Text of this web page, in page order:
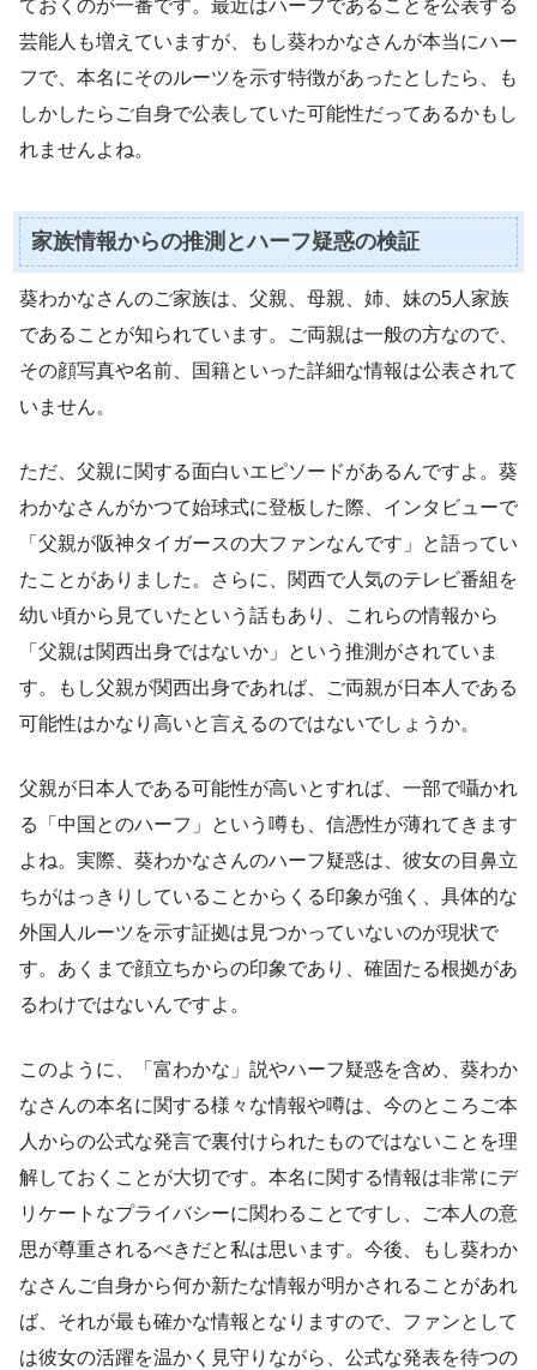
ておくのが一番です。最近はハーフであることを公表する
芸能人も増えていますが、もし葵わかなさんが本当にハー
フで、本名にそのルーツを示す特徴があったとしたら、も
しかしたらご自身で公表していた可能性だってあるかもし
れませんよね。
家族情報からの推測とハーフ疑惑の検証
葵わかなさんのご家族は、父親、母親、姉、妹の5人家族
であることが知られています。ご両親は一般の方なので、
その顔写真や名前、国籍といった詳細な情報は公表されて
いません。
ただ、父親に関する面白いエピソードがあるんですよ。葵
わかなさんがかつて始球式に登板した際、インタビューで
「父親が阪神タイガースの大ファンなんです」と語ってい
たことがありました。さらに、関西で人気のテレビ番組を
幼い頃から見ていたという話もあり、これらの情報から
「父親は関西出身ではないか」という推測がされていま
す。もし父親が関西出身であれば、ご両親が日本人である
可能性はかなり高いと言えるのではないでしょうか。
父親が日本人である可能性が高いとすれば、一部で囁かれ
る「中国とのハーフ」という噂も、信憑性が薄れてきます
よね。実際、葵わかなさんのハーフ疑惑は、彼女の目鼻立
ちがはっきりしていることからくる印象が強く、具体的な
外国人ルーツを示す証拠は見つかっていないのが現状で
す。あくまで顔立ちからの印象であり、確固たる根拠があ
るわけではないんですよ。
このように、「富わかな」説やハーフ疑惑を含め、葵わか
なさんの本名に関する様々な情報や噂は、今のところご本
人からの公式な発言で裏付けられたものではないことを理
解しておくことが大切です。本名に関する情報は非常にデ
リケートなプライバシーに関わることですし、ご本人の意
思が尊重されるべきだと私は思います。今後、もし葵わか
なさんご自身から何か新たな情報が明かされることがあれ
ば、それが最も確かな情報となりますので、ファンとして
は彼女の活躍を温かく見守りながら、公式な発表を待つの